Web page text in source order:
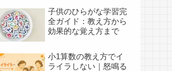
子供のひらがな学習完
全ガイド：教え方から
効果的な覚え方まで
小1算数の教え方でイ
ライラしない｜怒鳴る